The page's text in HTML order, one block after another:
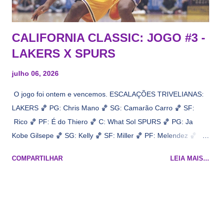
CALIFORNIA CLASSIC: JOGO #3 -
LAKERS X SPURS
julho 06, 2026
O jogo foi ontem e vencemos. ESCALAÇÕES TRIVELIANAS:
LAKERS 🏀 PG: Chris Mano 🏀 SG: Camarão Carro 🏀 SF:
Rico 🏀 PF: É do Thiero 🏀 C: What Sol SPURS 🏀 PG: Ja
Kobe Gilsepe 🏀 SG: Kelly 🏀 SF: Miller 🏀 PF: Melendez 🏀 C:
Na quadra Transmissão: NBA League Pass
COMPARTILHAR LEIA MAIS...